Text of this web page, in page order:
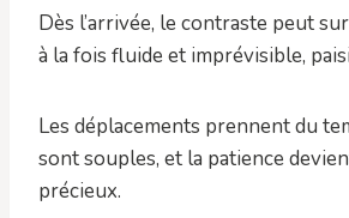
Dès l’arrivée, le contraste peut
à la fois fluide et imprévisible,
Les déplacements prennent du
sont souples, et la patience
précieux.